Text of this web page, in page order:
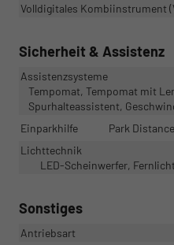
Volldigitales Kombiinstrument
Sicherheit & Assistenz
Assistenzsysteme
Tempomat, Tempomat mit
Spurhalteassistent,
Einparkhilfe
Park
Lichttechnik
LED-Scheinwerfer,
Sonstiges
Antriebsart